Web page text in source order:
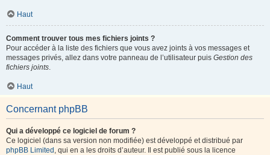
Haut
Comment trouver tous mes fichiers joints ?
Pour accéder à la liste des fichiers que vous avez joints à vos messages et
messages privés, allez dans votre panneau de l’utilisateur puis Gestion des
fichiers joints.
Haut
Concernant phpBB
Qui a développé ce logiciel de forum ?
Ce logiciel (dans sa version non modifiée) est développé et distribué par
phpBB Limited , qui en a les droits d’auteur. Il est publié sous la licence